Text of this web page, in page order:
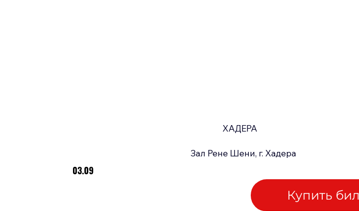
ХАДЕРА
03.09
Зал Рене Шени, г. Хадера
Купить